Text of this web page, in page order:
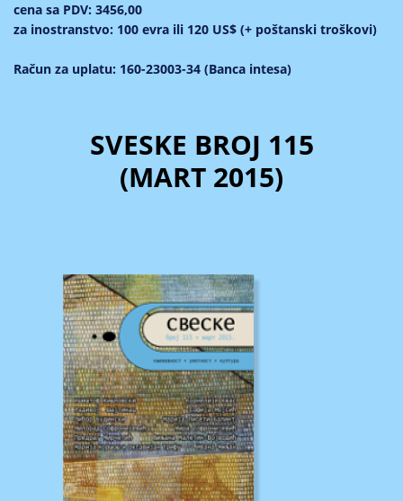
cena sa PDV: 3456,00
za inostranstvo: 100 evra ili 120 US$ (+ poštanski troškovi)
Račun za uplatu: 160-23003-34 (Banca intesa)
SVESKE BROJ 115
(MART 2015)